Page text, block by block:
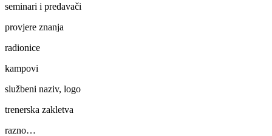
seminari i predavači
provjere znanja
radionice
kampovi
službeni naziv, logo
trenerska zakletva
razno…